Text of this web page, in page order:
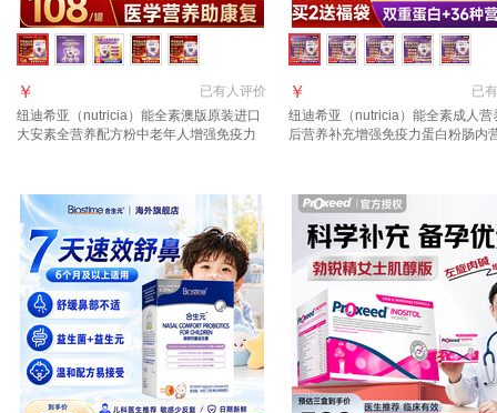
已有人评价
￥
纽迪希亚（nutricia）能全素澳版原装进口
大安素全营养配方粉中老年人增强免疫力
已有
￥
纽迪希亚（nutricia）能全素成人营
后营养补充增强免疫力蛋白粉肠内